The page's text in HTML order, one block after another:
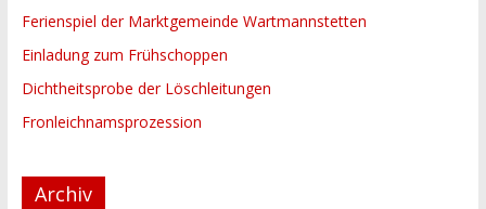
Ferienspiel der Marktgemeinde Wartmannstetten
Einladung zum Frühschoppen
Dichtheitsprobe der Löschleitungen
Fronleichnamsprozession
Archiv